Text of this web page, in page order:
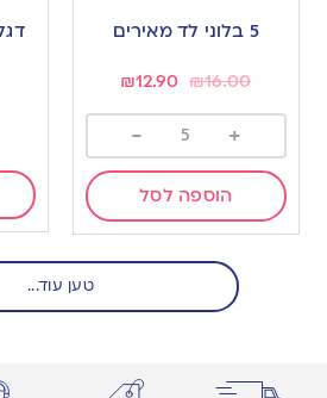
5 בלוני לד מאירים
₪16.00
₪12.90
+
-
הוספה לסל
טען עוד...